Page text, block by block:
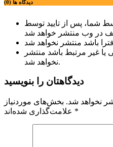
دیدگاه ها (0)
شما، پس از تایید توسط
یا غیر مرتبط باشد منتشر
نخواهد شد.
دیدگاهتان را بنویسید
نخواهد شد. بخش‌های موردنیاز
*